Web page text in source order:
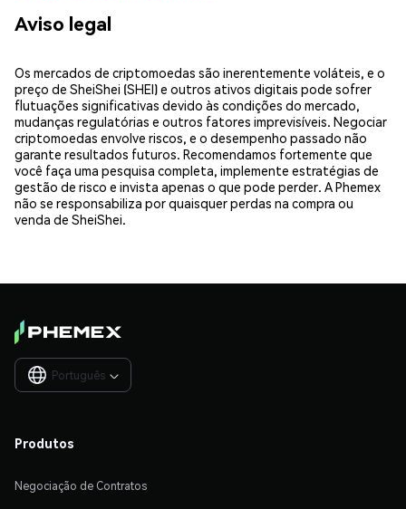
Aviso legal
Os mercados de criptomoedas são inerentemente voláteis, e o
preço de SheiShei (SHEI) e outros ativos digitais pode sofrer
flutuações significativas devido às condições do mercado,
mudanças regulatórias e outros fatores imprevisíveis. Negociar
criptomoedas envolve riscos, e o desempenho passado não
garante resultados futuros. Recomendamos fortemente que
você faça uma pesquisa completa, implemente estratégias de
gestão de risco e invista apenas o que pode perder. A Phemex
não se responsabiliza por quaisquer perdas na compra ou
venda de SheiShei.
Português 
Produtos
Negociação de Contratos